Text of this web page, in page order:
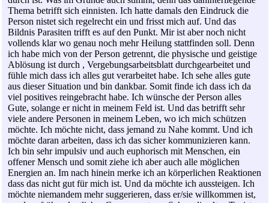
Thema betrifft sich einnisten. Ich hatte damals den Eindruck die
Person nistet sich regelrecht ein und frisst mich auf. Und das
Bildnis Parasiten trifft es auf den Punkt. Mir ist aber noch nicht
vollends klar wo genau noch mehr Heilung stattfinden soll. Denn
ich habe mich von der Person getrennt, die physische und geistige
Ablösung ist durch , Vergebungsarbeitsblatt durchgearbeitet und
fühle mich dass ich alles gut verarbeitet habe. Ich sehe alles gute
aus dieser Situation und bin dankbar. Somit finde ich dass ich da
viel positives reingebracht habe. Ich wünsche der Person alles
Gute, solange er nicht in meinem Feld ist. Und das betrifft sehr
viele andere Personen in meinem Leben, wo ich mich schützen
möchte. Ich möchte nicht, dass jemand zu Nahe kommt. Und ich
möchte daran arbeiten, dass ich das sicher kommunizieren kann.
Ich bin sehr impulsiv und auch euphorisch mit Menschen, ein
offener Mensch und somit ziehe ich aber auch alle möglichen
Energien an. Im nach hinein merke ich an körperlichen Reaktionen
dass das nicht gut für mich ist. Und da möchte ich aussteigen. Ich
möchte niemandem mehr suggerieren, dass er/sie willkommen ist,